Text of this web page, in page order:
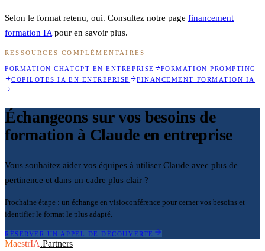
Selon le format retenu, oui. Consultez notre page financement
formation IA pour en savoir plus.
RESSOURCES COMPLÉMENTAIRES
FORMATION CHATGPT EN ENTREPRISE
FORMATION PROMPTING
COPILOTES IA EN ENTREPRISE
FINANCEMENT FORMATION IA
Échangeons sur vos besoins de
formation à Claude en entreprise
Vous souhaitez aider vos équipes à utiliser Claude avec plus de
pertinence et dans un cadre plus clair ?
Prochaine étape : un échange en visioconférence pour cerner vos besoins et
identifier le format le plus adapté.
RÉSERVER UN APPEL DE DÉCOUVERTE
MaestrIA.Partners